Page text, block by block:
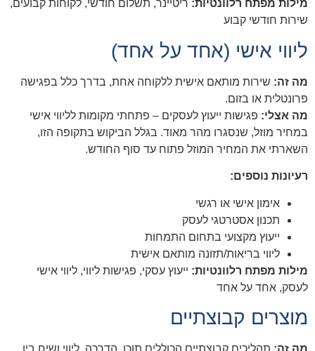
מילות מפתח רלוונטיות: ריטיינר, תשלום חודשי, לקוחות קבועים,
שירות חודשי קבוע
ליווי אישי (אחד על אחד)
מה זה: שירות מותאם אישית ללקוחה אחת, בדרך כלל בפגישה
פרונטלית או בזום.
מה אצלי: פגישות ייעוץ לעסקים – פתחתי מקומות לליווי אישי
במחיר מוזל, שנסגרו מהר מאוד. בגלל הביקוש בתקופה הזו,
השארתי את המחיר המוזל פתוח עד סוף החודש.
רעיונות נוספים:
אימון אישי או רגשי
תכנון אסטרטגי לעסק
ייעוץ מקצועי בתחום התמחות
ליווי בריאות/תזונה מותאם אישית
מילות מפתח רלוונטיות: ייעוץ עסקי, פגישות ליווי, ליווי אישי
לעסק, אחד על אחד
מוצרים קבוצתיים
מה זה: תהליכים קבוצתיים הכוללים תוכן, הדרכה, ליווי ושיח בין